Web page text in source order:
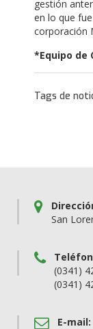
gestión
en lo que
corporación
*Equipo de
Tags de
San
(0341)
(0341)
E-mail: